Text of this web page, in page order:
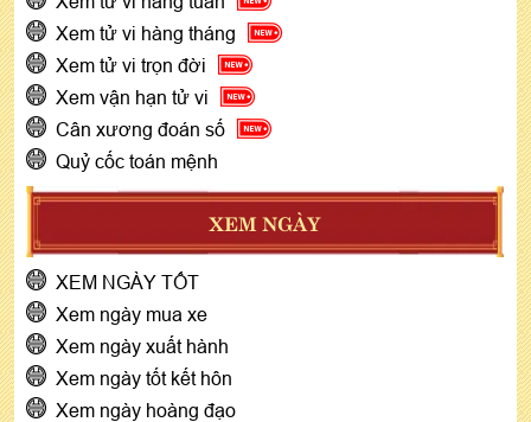
Xem tử vi hàng tháng
Xem tử vi trọn đời
Xem vận hạn tử vi
Cân xương đoán số
Quỷ cốc toán mệnh
XEM NGÀY
XEM NGÀY TỐT
Xem ngày mua xe
Xem ngày xuất hành
Xem ngày tốt kết hôn
Xem ngày hoàng đạo